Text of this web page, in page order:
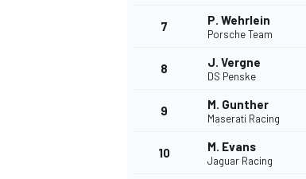
7 P. Wehrlein
Porsche Team
8 J. Vergne
DS Penske
9 M. Gunther
Maserati Racing
10 M. Evans
Jaguar Racing